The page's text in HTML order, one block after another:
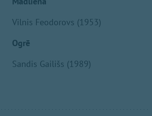
Vilnis Feodorovs (1953)
Ogrē
Sandis Gailišs (1989)